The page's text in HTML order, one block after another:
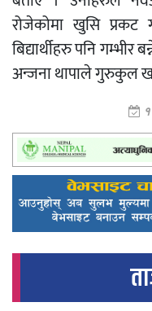
रोजेकोमा खुसि
बिद्यार्थीहरु पनि गम्भीर
अन्जना थापाले गुरुकुल